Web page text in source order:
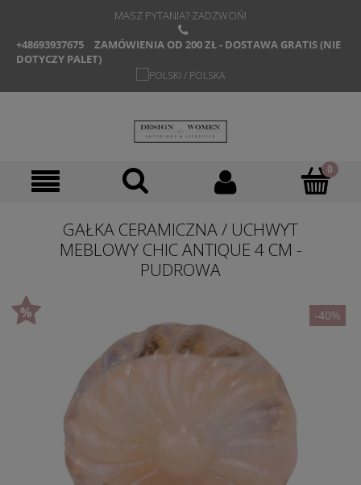
MASZ PYTANIA? ZADZWOŃ!
+48693937675
ZAMÓWIENIA OD 200 ZŁ - DOSTAWA GRATIS (NIE
DOTYCZY PALET)
GAŁKA CERAMICZNA / UCHWYT
MEBLOWY CHIC ANTIQUE 4 CM -
PUDROWA
-40%